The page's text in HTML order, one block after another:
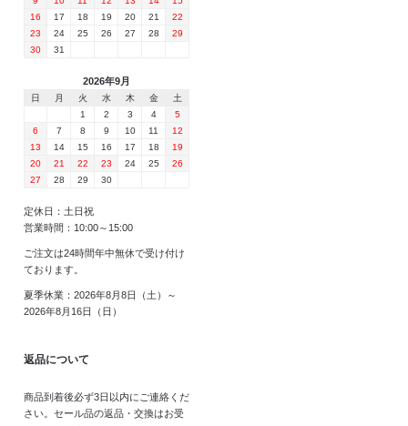
16
17 18 19 20 21
22
23
24 25 26 27 28
29
30
31
2026年9月
日 月 火 水 木 金
土
1
2 3 4
5
6
7 8 9 10 11
12
13
14 15 16 17 18
19
20
21 22 23 24 25
26
27
28 29 30
定休日：土日祝
営業時間：10:00～15:00
ご注文は24時間年中無休で受け付け
ております。
夏季休業：2026年8月8日（土）～
2026年8月16日（日）
返品について
商品到着後必ず3日以内にご連絡くだ
さい。セール品の返品・交換はお受